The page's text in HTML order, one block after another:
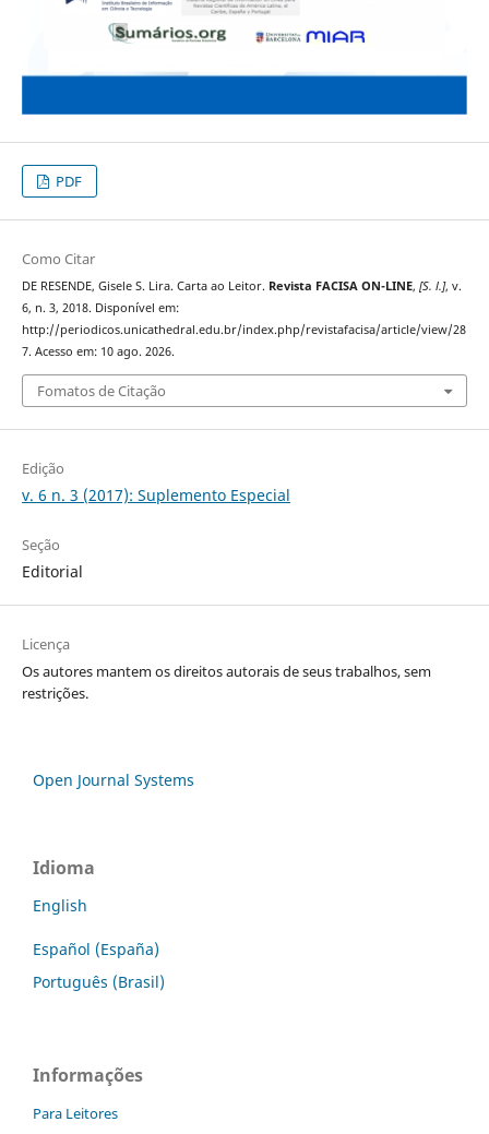
PDF
Como Citar
DE RESENDE, Gisele S. Lira. Carta ao Leitor. Revista FACISA ON-LINE, [S. l.], v.
6, n. 3, 2018. Disponível em:
http://periodicos.unicathedral.edu.br/index.php/revistafacisa/article/view/28
7. Acesso em: 10 ago. 2026.
Fomatos de Citação
Edição
v. 6 n. 3 (2017): Suplemento Especial
Seção
Editorial
Licença
Os autores mantem os direitos autorais de seus trabalhos, sem
restrições.
Open Journal Systems
Idioma
English
Español (España)
Português (Brasil)
Informações
Para Leitores